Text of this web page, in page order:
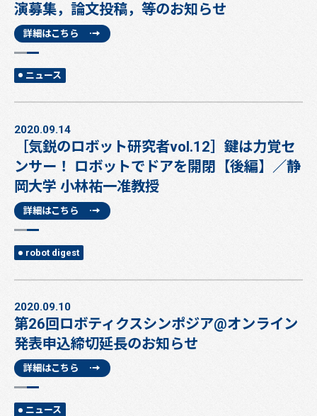
演募集，論文投稿，等のお知らせ
詳細はこちら
ニュース
2020.09.14
［気鋭のロボット研究者vol.12］鍵は力覚セ
ンサー！ ロボットでドアを開閉【後編】／静
岡大学 小林祐一准教授
詳細はこちら
robot digest
2020.09.10
第26回ロボティクスシンポジア@オンライン
発表申込締切延長のお知らせ
詳細はこちら
ニュース